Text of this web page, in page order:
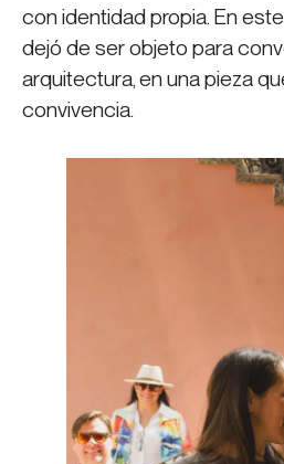
con identidad propia. En
dejó de ser objeto para
arquitectura, en una pieza
convivencia.